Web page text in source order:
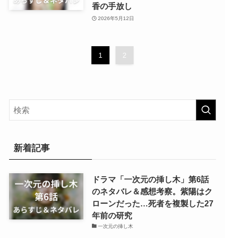
香の手放し
2026年5月12日
1 2
新着記事
ドラマ「一次元の挿し木」第6話
のネタバレ＆感想考察。紫陽はク
ローンだった…死者を複製した27
年前の研究
一次元の挿し木